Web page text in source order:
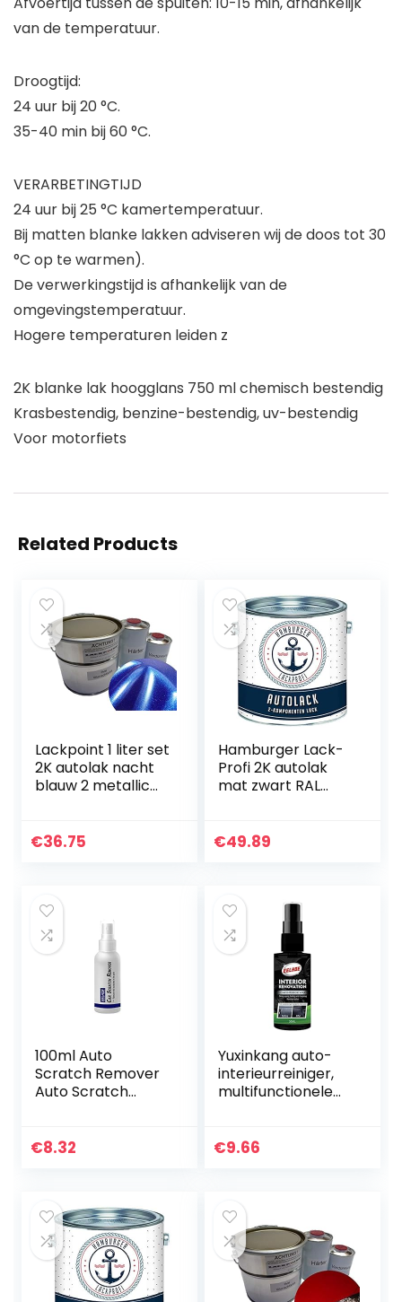
van de temperatuur.
Droogtijd:
24 uur bij 20 °C.
35-40 min bij 60 °C.
VERARBETINGTIJD
24 uur bij 25 °C kamertemperatuur.
Bij matten blanke lakken adviseren wij de doos tot 30
°C op te warmen).
De verwerkingstijd is afhankelijk van de
omgevingstemperatuur.
Hogere temperaturen leiden z
2K blanke lak hoogglans 750 ml chemisch bestendig
Krasbestendig, benzine-bestendig, uv-bestendig
Voor motorfiets
Related Products
Lackpoint 1 liter set
2K autolak nacht
blauw 2 metallic
€36.75
Hamburger Lack-
Profi 2K autolak
mat zwart RAL
dekkend –
€49.89
100ml Auto
Scratch Remover
Auto Scratch
Body Compound
€8.32
Yuxinkang auto-
interieurreiniger,
multifunctionele
reinigings- en
€9.66